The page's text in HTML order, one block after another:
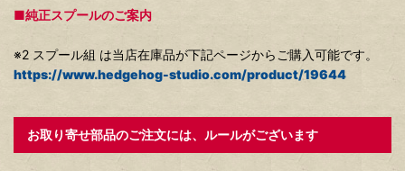
■純正スプールのご案内
※2 スプール組 は当店在庫品が下記ページからご購入可能です。
https://www.hedgehog-studio.com/product/19644
お取り寄せ部品のご注文には、ルールがございます